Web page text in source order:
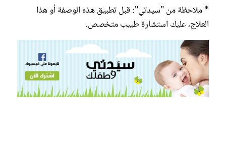
* ملاحظة من "سيدتي": قبل تطبيق هذه الوصفة أو هذا
العلاج، عليك استشارة طبيب متخصص.